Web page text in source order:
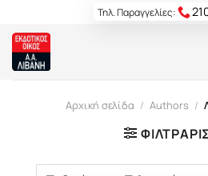
content
Τηλ. Παραγγελίες:
Αρχική σελίδα / Authors /